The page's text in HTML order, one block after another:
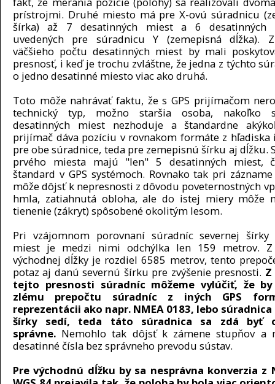
prístrojmi. Druhé miesto má pre X-ovú súradnicu
šírka) až 7 desatinných miest a 6 desatinných
uvedených pre súradnicu Y (zemepisná dĺžka).
väčšieho počtu desatinných miest by mali
presnosť, i keď je trochu zvláštne, že jedna z týchto
o jedno desatinné miesto viac ako druhá.
Toto môže nahrávať faktu, že s GPS prijímačom
technický typ, možno staršia osoba, nakoľko
desatinných miest nezhoduje a štandardne
prijímač dáva pozíciu v rovnakom formáte z hľadiska
pre obe súradnice, teda pre zemepisnú šírku aj dĺžku.
prvého miesta majú "len" 5 desatinných miest,
štandard v GPS systémoch. Rovnako tak pri
môže dôjsť k nepresnosti z dôvodu poveternostných
hmla, zatiahnutá obloha, ale do istej miery môže
tienenie (zákryt) spôsobené okolitým lesom.
Pri vzájomnom porovnaní súradníc severnej
miest je medzi nimi odchýlka len 159 metrov. Z
východnej dĺžky je rozdiel 6585 metrov, tento
potaz aj danú severnú šírku pre zvýšenie presnosti.
tejto presnosti súradníc môžeme vylúčiť, že
zlému prepočtu súradníc z iných GPS
reprezentácii ako napr. NMEA 0183, lebo
šírky sedí, teda táto súradnica sa zdá byť
správne. Nemohlo tak dôjsť k zámene stupňov a
desatinné čísla bez správneho prevodu sústav.
Pre východnú dĺžku by sa nesprávna konverzia z